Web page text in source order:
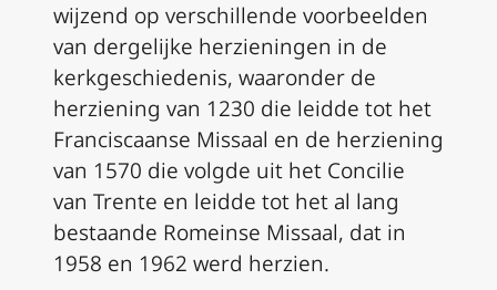
wijzend op verschillende voorbeelden
van dergelijke herzieningen in de
kerkgeschiedenis, waaronder de
herziening van 1230 die leidde tot het
Franciscaanse Missaal en de herziening
van 1570 die volgde uit het Concilie
van Trente en leidde tot het al lang
bestaande Romeinse Missaal, dat in
1958 en 1962 werd herzien.